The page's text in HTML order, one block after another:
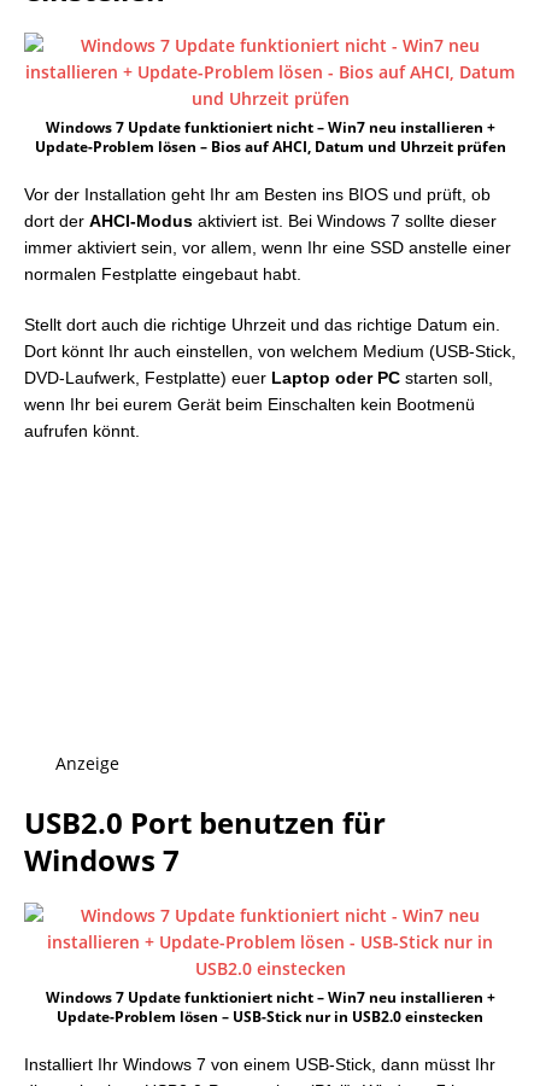
Windows 7 Update funktioniert nicht – Win7 neu installieren +
Update-Problem lösen – Bios auf AHCI, Datum und Uhrzeit prüfen
Vor der Installation geht Ihr am Besten ins BIOS und prüft, ob
dort der AHCI-Modus aktiviert ist. Bei Windows 7 sollte dieser
immer aktiviert sein, vor allem, wenn Ihr eine SSD anstelle einer
normalen Festplatte eingebaut habt.
Stellt dort auch die richtige Uhrzeit und das richtige Datum ein.
Dort könnt Ihr auch einstellen, von welchem Medium (USB-Stick,
DVD-Laufwerk, Festplatte) euer Laptop oder PC starten soll,
wenn Ihr bei eurem Gerät beim Einschalten kein Bootmenü
aufrufen könnt.
Anzeige
USB2.0 Port benutzen für
Windows 7
Windows 7 Update funktioniert nicht – Win7 neu installieren +
Update-Problem lösen – USB-Stick nur in USB2.0 einstecken
Installiert Ihr Windows 7 von einem USB-Stick, dann müsst Ihr